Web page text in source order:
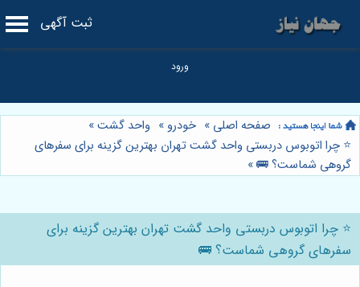
ثبت آگهی
صفحه اصلی » خودرو » واحد گشت»
⭐️ چرا اتوبوس دربستی واحد گشت تهران بهترین گزینه برای سفرهای
گروهی شماست؟ 🚌»
⭐️ چرا اتوبوس دربستی واحد گشت تهران بهترین گزینه برای
سفرهای گروهی شماست؟ 🚌